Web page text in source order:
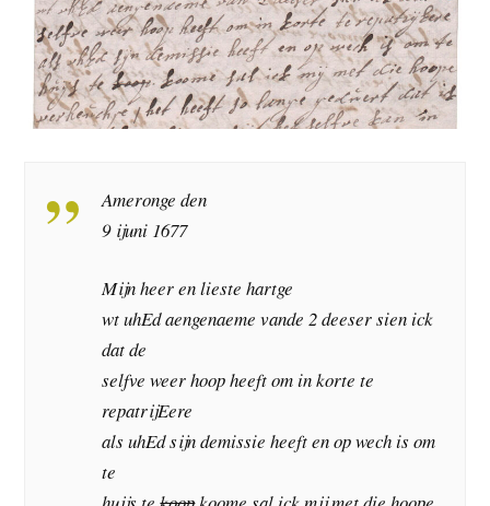
Ameronge den
9 ijuni 1677
Mijn heer en lieste hartge
wt uhEd aengenaeme vande 2 deeser sien ick
dat de
selfve weer hoop heeft om in korte te
repatrijEere
als uhEd sijn demissie heeft en op wech is om
te